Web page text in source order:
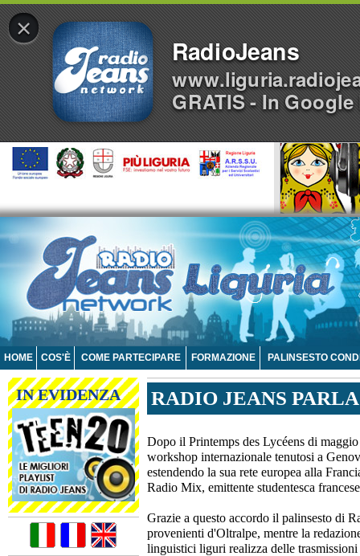
×
RadioJeans
GRATIS - In Google
HOME COS'È COME PARTECIPARE FORMAZIONE PALINSESTO
IN EVIDENZA RADIO JEANS
Dopo il Printemps des Lycéens di
workshop internazionale tenutosi a
estendendo la sua rete europea alla
Radio Mix, emittente studentesca
Grazie a questo accordo il palinsesto di
provenienti d'Oltralpe, mentre la
linguistici liguri realizza delle